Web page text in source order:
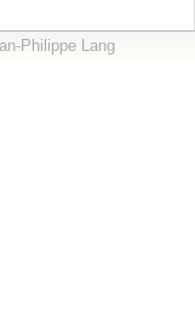
Philippe Lang